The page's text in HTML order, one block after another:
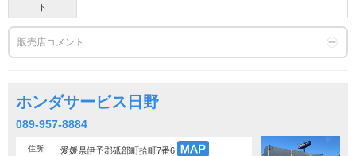
ト
販売店コメント
ホンダサービス日野
089-957-8884
住所 愛媛県伊予郡砥部町拾町7番6